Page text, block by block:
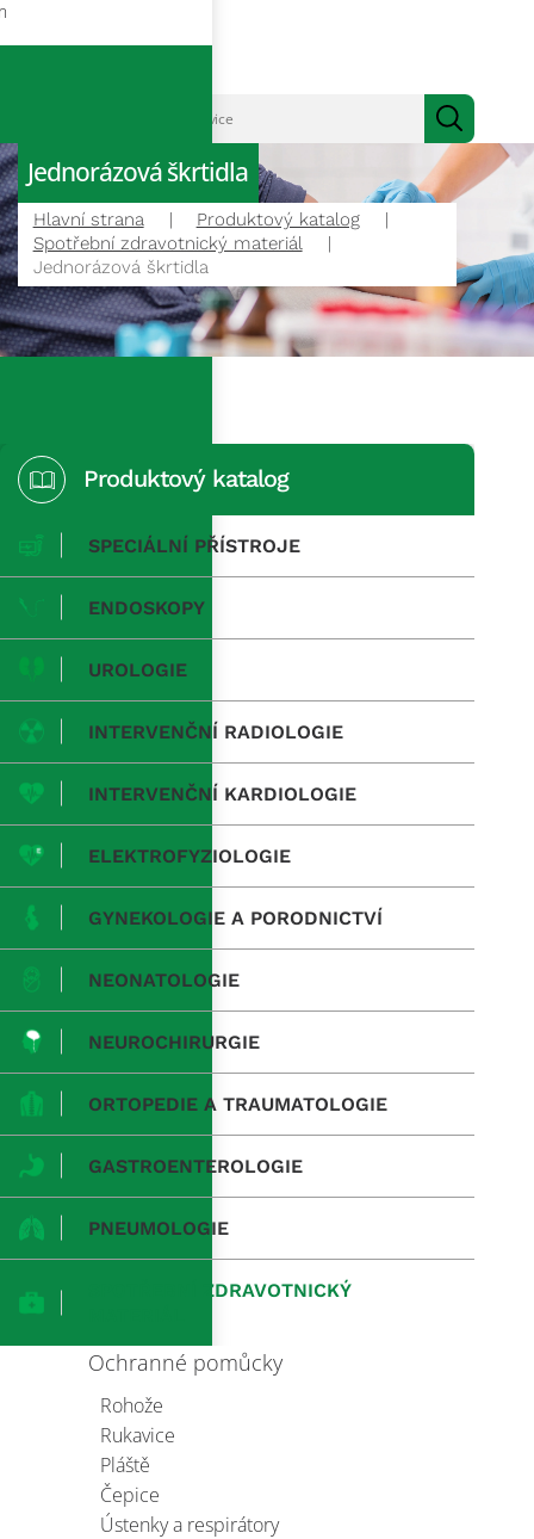
Jednorázová škrtidla
Hlavní strana
Produktový katalog
Spotřební zdravotnický materiál
Jednorázová škrtidla
Produktový katalog
SPECIÁLNÍ PŘÍSTROJE
ENDOSKOPY
UROLOGIE
INTERVENČNÍ RADIOLOGIE
INTERVENČNÍ KARDIOLOGIE
ELEKTROFYZIOLOGIE
GYNEKOLOGIE A PORODNICTVÍ
NEONATOLOGIE
NEUROCHIRURGIE
ORTOPEDIE A TRAUMATOLOGIE
GASTROENTEROLOGIE
PNEUMOLOGIE
SPOTŘEBNÍ ZDRAVOTNICKÝ
Ochranné pomůcky
Rohože
Rukavice
Pláště
Čepice
Ústenky a respirátory